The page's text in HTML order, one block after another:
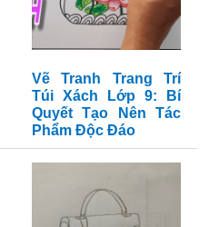
Vẽ Tranh Trang Trí
Túi Xách Lớp 9: Bí
Quyết Tạo Nên Tác
Phẩm Độc Đáo